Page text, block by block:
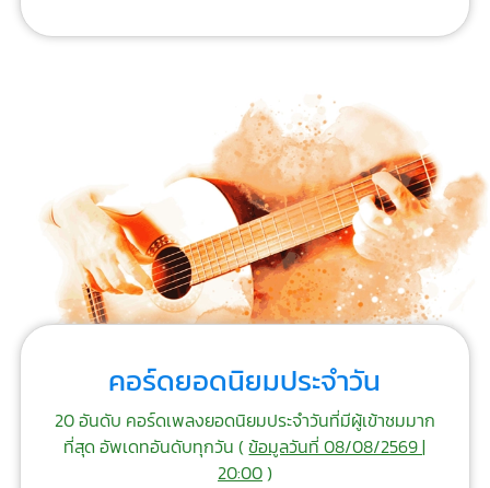
คอร์ดยอดนิยมประจำวัน
20 อันดับ คอร์ดเพลงยอดนิยมประจำวันที่มีผู้เข้าชมมาก
ที่สุด อัพเดทอันดับทุกวัน (ข้อมูลวันที่ 08/08/2569 |
20:00)